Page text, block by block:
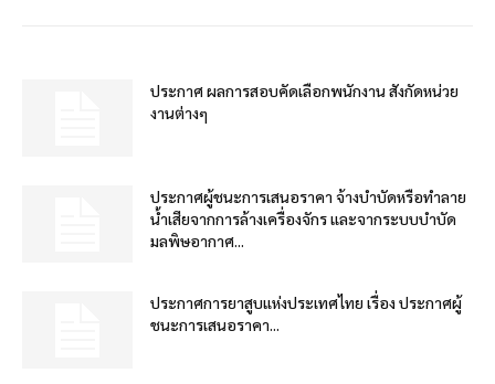
ประกาศ ผลการสอบคัดเลือกพนักงาน สังกัดหน่วย
งานต่างๆ
ประกาศผู้ชนะการเสนอราคา จ้างบำบัดหรือทำลาย
น้ำเสียจากการล้างเครื่องจักร และจากระบบบำบัด
มลพิษอากาศ...
ประกาศการยาสูบแห่งประเทศไทย เรื่อง ประกาศผู้
ชนะการเสนอราคา...